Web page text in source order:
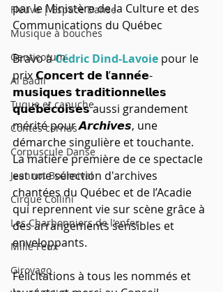
Fleuve | Espace Danse
Musique à bouches
Genticorum
Al Badil
Tuque et capuche
Contes cornus
Corpuscule Danse
Jeannot Bournival
Cirque Collini
Les Charbonniers de l'enfer
Mille Feux
Girovago
par le Ministère de la Culture et des
Communications du Québec
Bravo à Cédric Dind-Lavoie pour le
prix 𝗖𝗼𝗻𝗰𝗲𝗿𝘁 𝗱𝗲 𝗹’𝗮𝗻𝗻𝗲́𝗲-
𝗺𝘂𝘀𝗶𝗾𝘂𝗲𝘀 𝘁𝗿𝗮𝗱𝗶𝘁𝗶𝗼𝗻𝗻𝗲𝗹𝗹𝗲𝘀
𝗾𝘂𝗲́𝗯𝗲́𝗰𝗼𝗶𝘀𝗲𝘀 aussi grandement
mérité pour 𝘼𝙧𝙘𝙝𝙞𝙫𝙚𝙨, une
démarche singulière et touchante.
La matière première de ce spectacle
est une sélection d'archives
chantées du Québec et de l’Acadie
qui reprennent vie sur scène grâce à
des arrangements sensibles et
enveloppants.
Félicitations à tous les nommés et